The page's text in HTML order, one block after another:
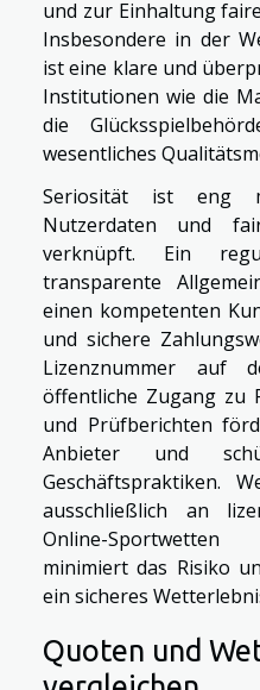
und zur Einhaltung
Insbesondere in der
ist eine klare und
Institutionen wie die
die
wesentliches
Seriosität ist eng
Nutzerdaten und
verknüpft. Ein
transparente
einen kompetenten
und sichere
Lizenznummer auf
öffentliche Zugang zu
und Prüfberichten
Anbieter und
Geschäftspraktiken.
ausschließlich an
Online-
minimiert das Risiko
ein sicheres
Quoten und